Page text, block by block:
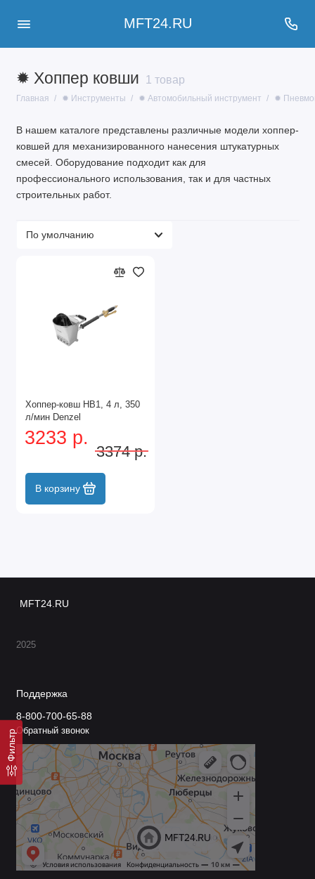
MFT24.RU
✹ Хоппер ковши 1 товар
Главная ✹ Инструменты ✹ Автомобильный инструмент ✹
Фильтр
В нашем каталоге представлены различные модели хоппер-
ковшей для механизированного нанесения штукатурных
смесей. Оборудование подходит как для
профессионального использования, так и для частных
строительных работ.
Типы хоппер-ковшей
Электрические модели
Профессиональные установки
Модели с регулировкой подачи материала
Преимущества
ковшей
Равномерное нанесение материала
Экономия времени и трудозатрат
Качество штукатурного покрытия
Возможность работы с различными смесями
Наружной штукатурки стен
характеристики
Объем ковша: 5-20 литров
Рабочее давление: 6-8 бар
Производительность: 15-40 м²/час
Материал изготовления: высокопрочный пластик/
металл
Вес: 2-6 кг
Почему выбирают нас
Гарантия на все оборудование
Хоппер-ковш HB1, 4 л, 350
л/мин Denzel
3233 р.
3374 р.
В корзину
MFT24.RU
2025
Поддержка
8-800-700-65-88
Обратный звонок